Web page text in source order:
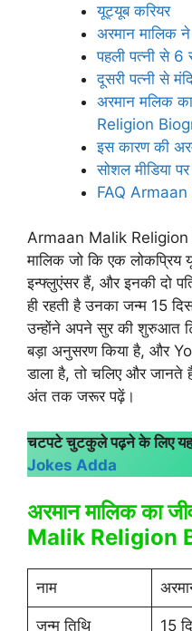
यूट्यूब करियर
अरमान मालिक ने
पहली पत्नी से 6
दूसरी पत्नी से
अरमान मलिक
Religion
इस कारण की
सोशल मीडिया
FAQ
Armaan Malik
मालिक जो कि एक लोकप्रिय
इन्फ्लुएंसर हैं, और इनकी दो
ही रहती है उनका जन्म 15
उन्होंने अपने सुर की शुरुआत
बड़ा अनुसरण किया है, और
डाला है, तो चलिए और
अंत तक जरूर पढ़ें।
चटपटे चुटकुले पढ़ने के लिए
Jokes Adda
अरमान मालिक का
Malik Religion
नाम
जन्म तिथि 15